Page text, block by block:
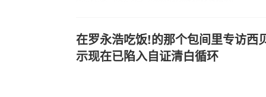
在罗永浩吃饭!的那个包间里专访西
示现在已陷入自证清白循环